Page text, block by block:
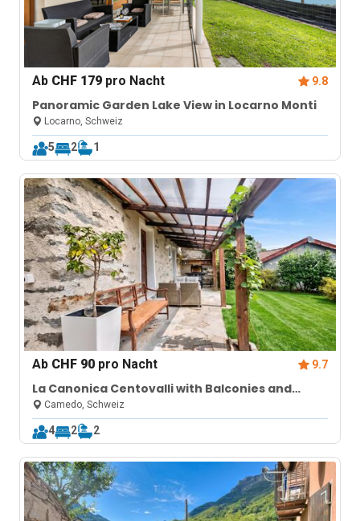
Ab CHF 179 pro Nacht 9.8
Panoramic Garden Lake View in Locarno Monti
Locarno, Schweiz
5 2 1
Ab CHF 90 pro Nacht 9.7
La Canonica Centovalli with Balconies and
Garden
Camedo, Schweiz
4 2 2